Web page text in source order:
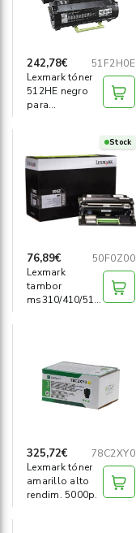
242,78€
51F2H0E
Lexmark tóner
512HE negro
para
Stock
76,89€
50F0Z00
Lexmark
tambor
ms310/410/510/mx310
325,72€
78C2XY0
Lexmark tóner
amarillo alto
rendim. 5000p.